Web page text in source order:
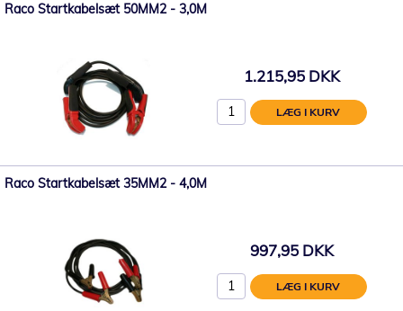
Raco Startkabelsæt 50MM2 - 3,0M
1.215,95 DKK
LÆG I KURV
Raco Startkabelsæt 35MM2 - 4,0M
997,95 DKK
LÆG I KURV